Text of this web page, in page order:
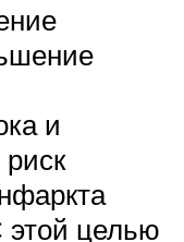
и
этой целью